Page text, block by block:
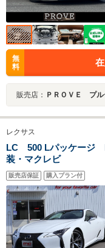
無
料
販売店： ＰＲＯＶＥ プル
レクサス
LC 500 Lパッケージ
装・マクレビ
販売店保証 購入プラン付